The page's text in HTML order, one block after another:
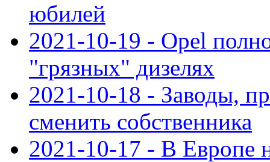
юбилей
2021-10-19 - Opel
"грязных" дизелях
2021-10-18 - Заводы,
сменить собственника
2021-10-17 - В Европе